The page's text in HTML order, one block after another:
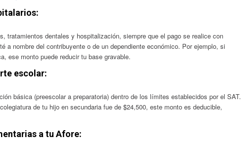
tratamientos dentales y hospitalización, siempre que el pago se realice con
a nombre del contribuyente o de un dependiente económico. Por ejemplo, si
ese monto puede reducir tu base gravable.
escolar:
básica (preescolar a preparatoria) dentro de los límites establecidos por el SAT.
de tu hijo en secundaria fue de $24,500, este monto es deducible,
a tu Afore: